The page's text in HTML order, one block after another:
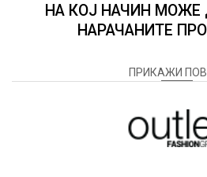
НА КОЈ НАЧИН МОЖЕ
НАРАЧАНИТЕ
ПРИКАЖИ